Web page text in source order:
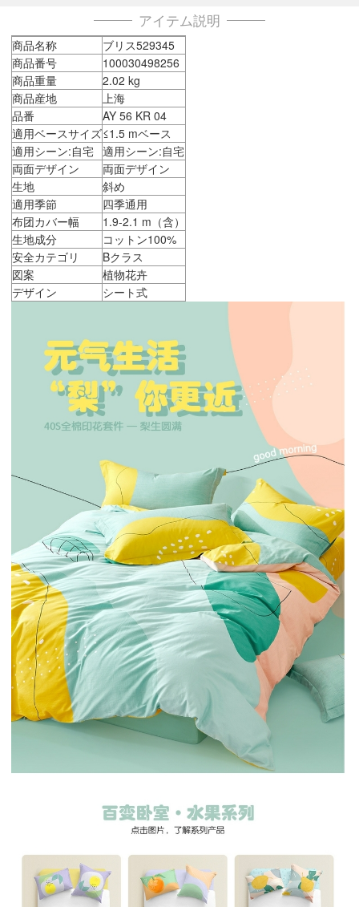
アイテム説明
商品名称
ブリス529345
商品番号
100030498256
商品重量
2.02 kg
商品産地
上海
品番
AY 56 KR 04
適用ベースサイズ≤1.5 mベース
適用シーン:自宅 適用シーン:自宅
両面デザイン
両面デザイン
生地
斜め
適用季節
四季通用
布团カバー幅
1.9-2.1 m（含）
生地成分
コットン100%
安全カテゴリ
Bクラス
図案
植物花卉
デザイン
シート式